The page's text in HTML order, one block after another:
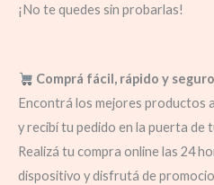
¡No te quedes sin probarlas!
Comprá fácil, rápido y
Encontrá los mejores productos
y recibí tu pedido en la puerta de
Realizá tu compra online las 24
dispositivo y disfrutá de